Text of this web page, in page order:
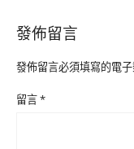
發佈留言
發佈留言必須填寫的電
留言*